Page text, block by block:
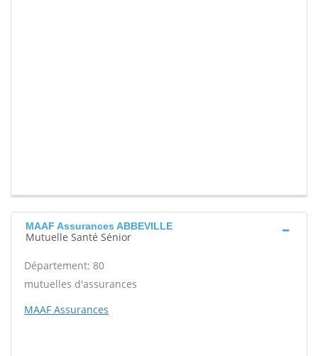
MAAF Assurances ABBEVILLE
Mutuelle Santé Sénior
Département: 80
mutuelles d'assurances
MAAF Assurances